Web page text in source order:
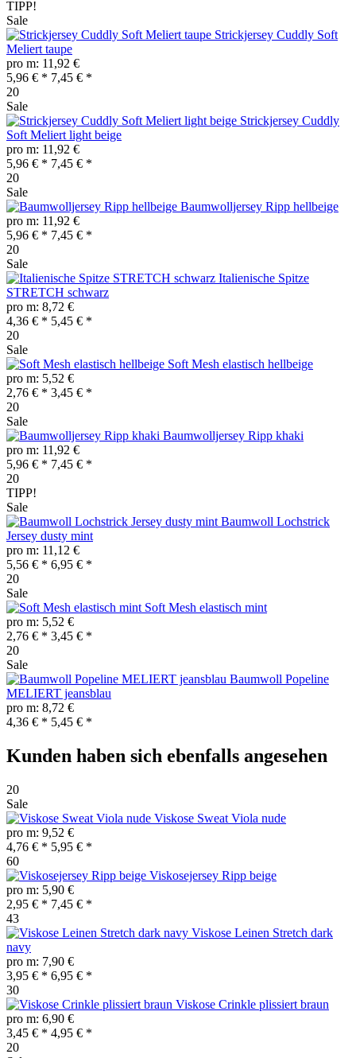
TIPP!
Sale
Strickjersey Cuddly Soft
Meliert taupe
pro m: 11,92 €
5,96 € * 7,45 € *
20
Sale
Strickjersey Cuddly
Soft Meliert light beige
pro m: 11,92 €
5,96 € * 7,45 € *
20
Sale
Baumwolljersey Ripp hellbeige
pro m: 11,92 €
5,96 € * 7,45 € *
20
Sale
Italienische Spitze
STRETCH schwarz
pro m: 8,72 €
4,36 € * 5,45 € *
20
Sale
Soft Mesh elastisch hellbeige
pro m: 5,52 €
2,76 € * 3,45 € *
20
Sale
Baumwolljersey Ripp khaki
pro m: 11,92 €
5,96 € * 7,45 € *
20
TIPP!
Sale
Baumwoll Lochstrick
Jersey dusty mint
pro m: 11,12 €
5,56 € * 6,95 € *
20
Sale
Soft Mesh elastisch mint
pro m: 5,52 €
2,76 € * 3,45 € *
20
Sale
Baumwoll Popeline
MELIERT jeansblau
pro m: 8,72 €
4,36 € * 5,45 € *
Kunden haben sich ebenfalls angesehen
20
Sale
Viskose Sweat Viola nude
pro m: 9,52 €
4,76 € * 5,95 € *
60
Viskosejersey Ripp beige
pro m: 5,90 €
2,95 € * 7,45 € *
43
Viskose Leinen Stretch dark
navy
pro m: 7,90 €
3,95 € * 6,95 € *
30
Viskose Crinkle plissiert braun
pro m: 6,90 €
3,45 € * 4,95 € *
20